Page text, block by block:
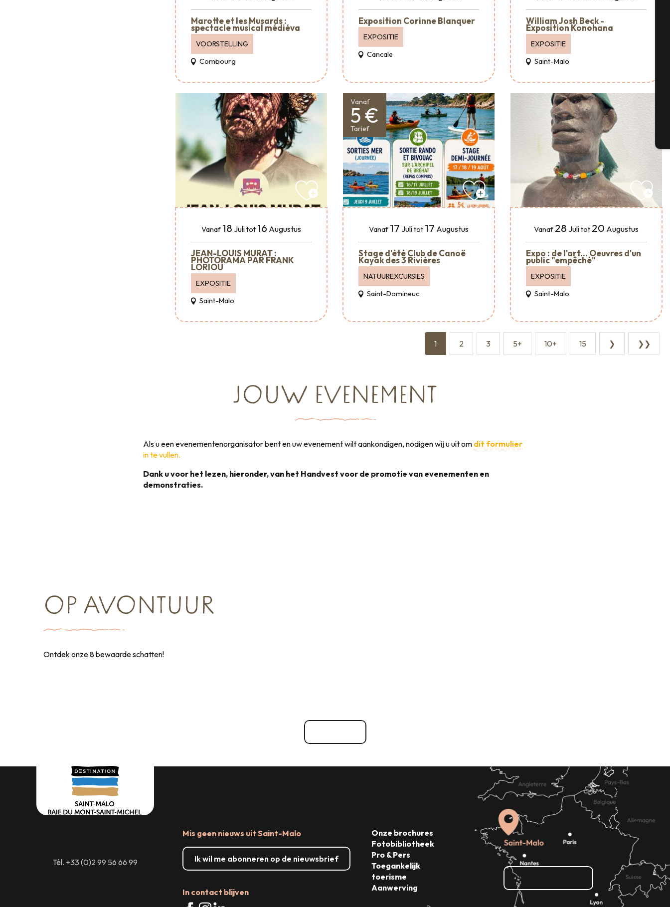
Marotte et les Musards :
spectacle musical médiéva
VOORSTELLING
Combourg
Exposition Corinne Blanquer
EXPOSITIE
Cancale
William Josh Beck -
Exposition Konohana
EXPOSITIE
Saint-Malo
Vanaf 18 Julitot 16 Augustus
JEAN-LOUIS MURAT :
PHOTORAMA PAR FRANK
LORIOU
EXPOSITIE
Saint-Malo
Vanaf
5 €
Tarief
Vanaf 17 Julitot 17 Augustus
Stage d'été Club de Canoë
Kayak des 3 Rivières
NATUUREXCURSIES
Saint-Domineuc
Vanaf 28 Julitot 20 Augustus
Expo : de l'art... Oeuvres d'un
public "empêché"
EXPOSITIE
Saint-Malo
1 2 3 5+ 10+ 15 ❯ ❯❯
JOUW EVENEMENT
Als u een evenementenorganisator bent en uw evenement wilt aankondigen, nodigen wij u uit om dit formulier
in te vullen.
Dank u voor het lezen, hieronder, van het Handvest voor de promotie van evenementen en
demonstraties.
OP AVONTUUR
Ontdek onze 8 bewaarde schatten!
Tél. +33 (0)2 99 56 66 99
Mis geen nieuws uit Saint-Malo
Ik wil me abonneren op de nieuwsbrief
In contact blijven
Onze brochures
Fotobibliotheek
Pro & Pers
Toegankelijk
toerisme
Aanwerving
Hoe kom ik daar?